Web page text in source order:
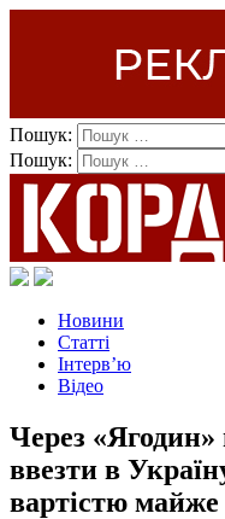
Пошук:
Пошук:
Новини
Статті
Інтерв’ю
Відео
Через «Ягодин»
ввезти в
вартістю